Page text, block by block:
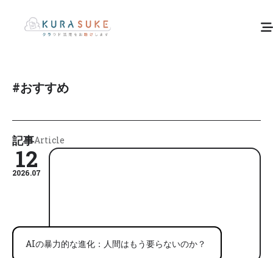
#おすすめ
記事Article
12
2026.07
AIの暴力的な進化：人間はもう要らないのか？